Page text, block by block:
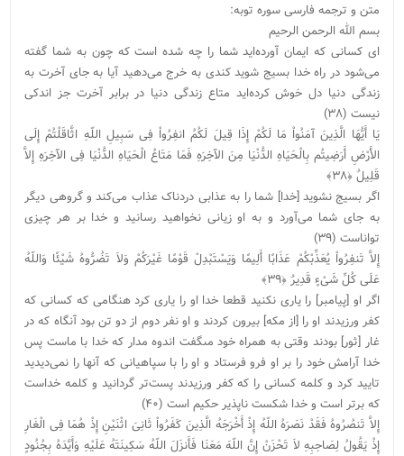
متن و ترجمه فارسی سوره توبه:
بسم الله الرحمن الرحیم
اى کسانى که ایمان آورده‌‏اید شما را چه شده است که چون به شما گفته
مى‏‌شود در راه خدا بسیج ‏شوید کندى به خرج مى‌‏دهید آیا به جاى آخرت به
زندگى دنیا دل خوش کرده‌‏اید متاع زندگى دنیا در برابر آخرت جز اندکى
نیست (۳۸)
یَا أَیُّهَا الَّذِینَ آمَنُواْ مَا لَکُمْ إِذَا قِیلَ لَکُمُ انفِرُواْ فِی سَبِیلِ اللّهِ اثَّاقَلْتُمْ إِلَى
الأَرْضِ أَرَضِیتُم بِالْحَیَاهِ الدُّنْیَا مِنَ الآخِرَهِ فَمَا مَتَاعُ الْحَیَاهِ الدُّنْیَا فِی الآخِرَهِ إِلاَّ
قَلِیلٌ ﴿۳۸﴾
اگر بسیج نشوید [خدا] شما را به عذابى دردناک عذاب مى‏‌کند و گروهى دیگر
به جاى شما مى‏‌آورد و به او زیانى نخواهید رسانید و خدا بر هر چیزى
تواناست (۳۹)
إِلاَّ تَنفِرُواْ یُعَذِّبْکُمْ عَذَابًا أَلِیمًا وَیَسْتَبْدِلْ قَوْمًا غَیْرَکُمْ وَلاَ تَضُرُّوهُ شَیْئًا وَاللّهُ
عَلَى کُلِّ شَیْءٍ قَدِیرٌ ﴿۳۹﴾
اگر او [پیامبر] را یارى نکنید قطعا خدا او را یارى کرد هنگامى که کسانى که
کفر ورزیدند او را [از مکه] بیرون کردند و او نفر دوم از دو تن بود آنگاه که در
غار [ثور] بودند وقتى به همراه خود مى‏گفت اندوه مدار که خدا با ماست پس
خدا آرامش خود را بر او فرو فرستاد و او را با سپاهیانى که آنها را نمى‌دیدید
تایید کرد و کلمه کسانى را که کفر ورزیدند پست‏‌تر گردانید و کلمه خداست
که برتر است و خدا شکست‏ ناپذیر حکیم است (۴۰)
إِلاَّ تَنصُرُوهُ فَقَدْ نَصَرَهُ اللّهُ إِذْ أَخْرَجَهُ الَّذِینَ کَفَرُواْ ثَانِیَ اثْنَیْنِ إِذْ هُمَا فِی الْغَارِ
إِذْ یَقُولُ لِصَاحِبِهِ لاَ تَحْزَنْ إِنَّ اللّهَ مَعَنَا فَأَنزَلَ اللّهُ سَکِینَتَهُ عَلَیْهِ وَأَیَّدَهُ بِجُنُودٍ